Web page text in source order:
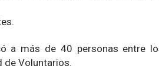
más de 40 personas entre
de Voluntarios.